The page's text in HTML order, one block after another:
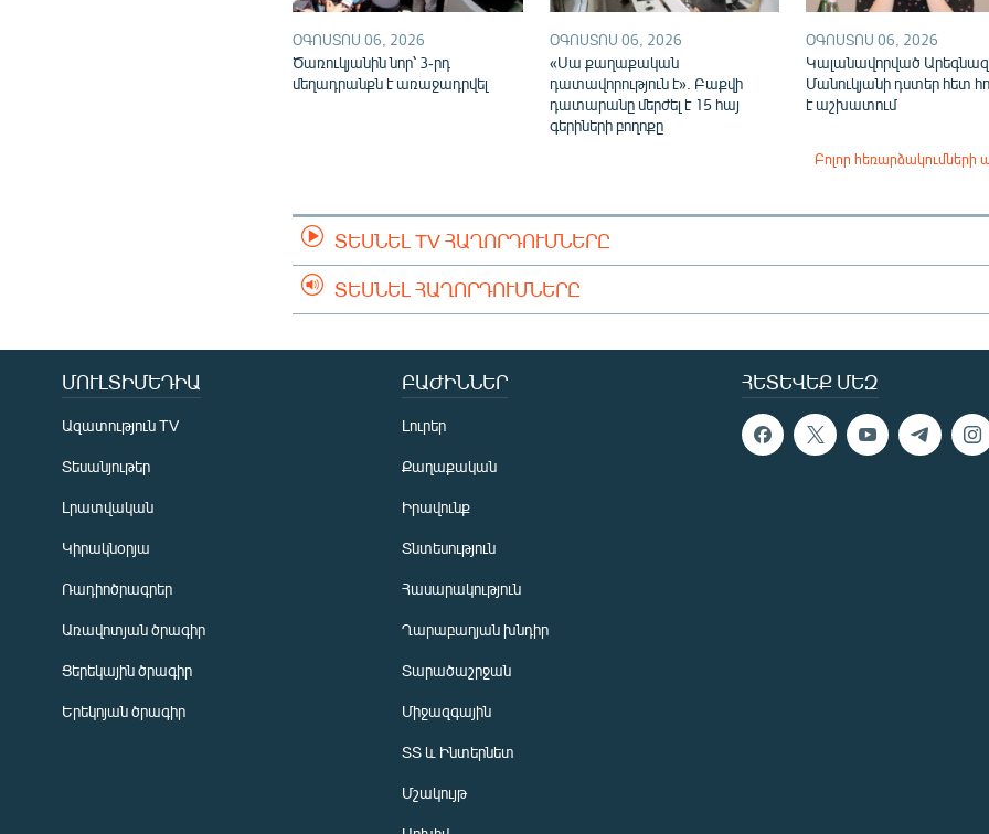
ՕԳՈՍՏՈՍ 06, 2026
Ծառուկյանին նոր՝ 3-րդ
մեղադրանքն է առաջադրվել
ՕԳՈՍՏՈՍ 06, 2026
«Սա քաղաքական
դատավորություն է». Բաքվի
դատարանը մերժել է 15 հայ
գերիների բողոքը
ՕԳՈՍՏՈՍ 06, 2026
Կալանավորված Արեգնազ
Մանուկյանի դստեր հետ
է աշխատում
Բոլոր հեռարձակումների
ՏԵՍՆԵԼ TV ՀԱՂՈՐԴՈՒՄՆԵՐԸ
ՏԵՍՆԵԼ ՀԱՂՈՐԴՈՒՄՆԵՐԸ
ՀԵՏԵՎԵՔ ՄԵԶ
ՄՈՒԼՏԻՄԵԴԻԱ
Ազատություն TV
Տեսանյութեր
Լրատվական
Կիրակնօրյա
Ռադիոծրագրեր
Առավոտյան ծրագիր
Ցերեկային ծրագիր
Երեկոյան ծրագիր
ԲԱԺԻՆՆԵՐ
Լուրեր
Քաղաքական
Իրավունք
Տնտեսություն
Հասարակություն
Ղարաբաղյան խնդիր
Տարածաշրջան
Միջազգային
ՏՏ և Ինտերնետ
Մշակույթ